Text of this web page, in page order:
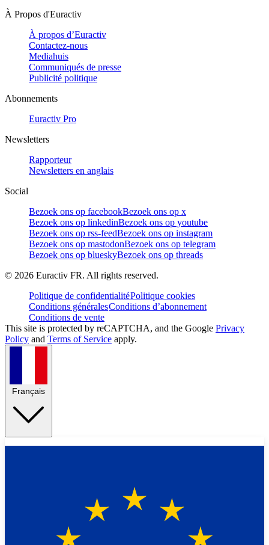
À Propos d'Euractiv
À propos d’Euractiv
Contactez-nous
Mediahuis
Communiqués de presse
Publicité politique
Abonnements
Euractiv Pro
Newsletters
Rapporteur
Newsletters en anglais
Social
Bezoek ons op facebookBezoek ons op x
Bezoek ons op linkedinBezoek ons op youtube
Bezoek ons op rss-feedBezoek ons op instagram
Bezoek ons op mastodonBezoek ons op telegram
Bezoek ons op blueskyBezoek ons op threads
© 2026 Euractiv FR. All rights reserved.
Politique de confidentialitéPolitique cookies
Conditions généralesConditions d’abonnement
Conditions de vente
This site is protected by reCAPTCHA, and the Google Privacy
Policy and Terms of Service apply.
Français